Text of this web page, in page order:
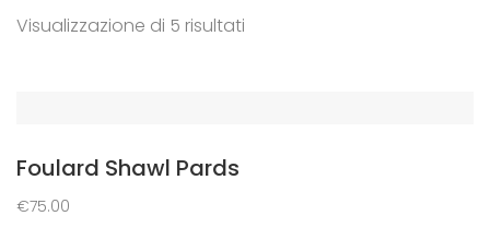
Visualizzazione di 5 risultati
Foulard Shawl Pards
€75.00